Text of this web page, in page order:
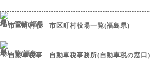
市区町村役場一覧(福島県)
自動車税事務所(自動車税の窓口)